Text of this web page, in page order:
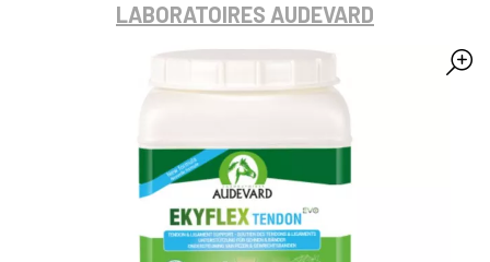
LABORATOIRES AUDEVARD